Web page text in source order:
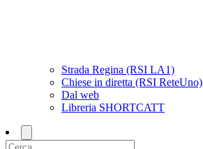
Strada Regina (RSI LA1)
Chiese in diretta (RSI ReteUno)
Dal web
Libreria SHORTCATT